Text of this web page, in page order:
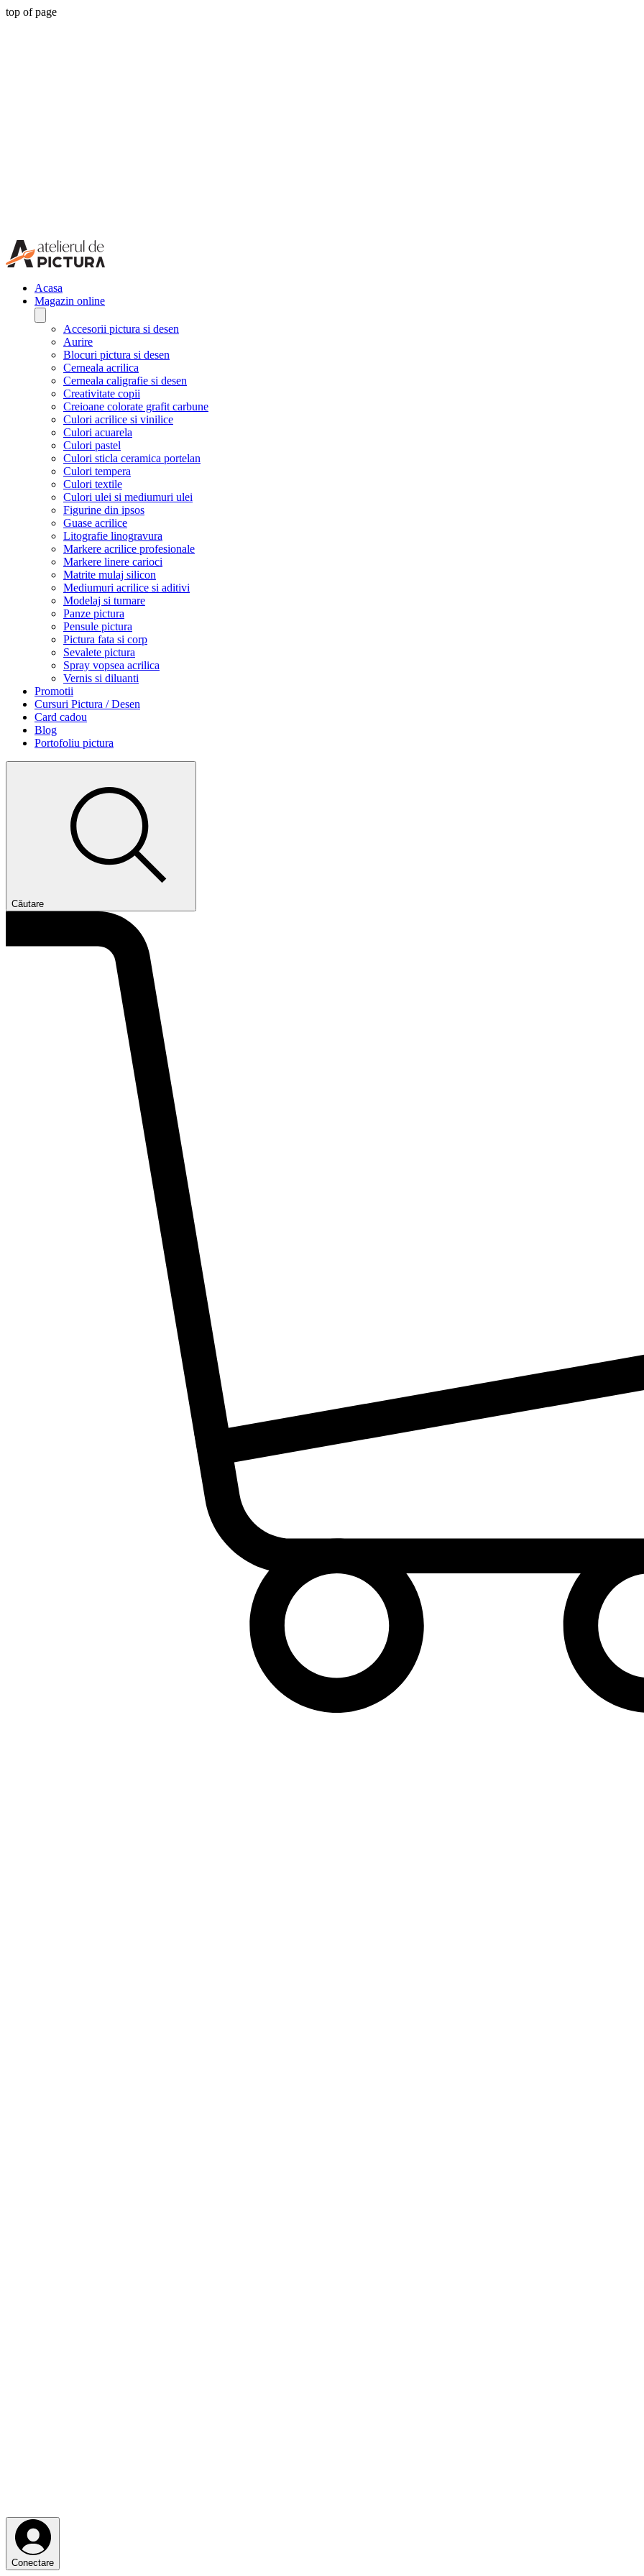
top of page
Acasa
Magazin online
Accesorii pictura si desen
Aurire
Blocuri pictura si desen
Cerneala acrilica
Cerneala caligrafie si desen
Creativitate copii
Creioane colorate grafit carbune
Culori acrilice si vinilice
Culori acuarela
Culori pastel
Culori sticla ceramica portelan
Culori tempera
Culori textile
Culori ulei si mediumuri ulei
Figurine din ipsos
Guase acrilice
Litografie linogravura
Markere acrilice profesionale
Markere linere carioci
Matrite mulaj silicon
Mediumuri acrilice si aditivi
Modelaj si turnare
Panze pictura
Pensule pictura
Pictura fata si corp
Sevalete pictura
Spray vopsea acrilica
Vernis si diluanti
Promotii
Cursuri Pictura / Desen
Card cadou
Blog
Portofoliu pictura
Căutare
Conectare